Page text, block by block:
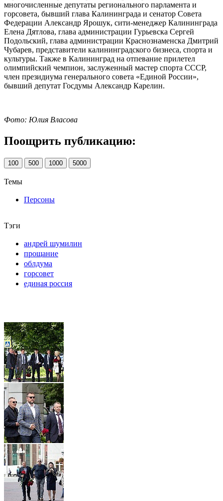
многочисленные депутаты регионального парламента и
горсовета, бывший глава Калининграда и сенатор Совета
Федерации Александр Ярошук, сити-менеджер Калининграда
Елена Дятлова, глава администрации Гурьевска Сергей
Подольский, глава администрации Краснознаменска Дмитрий
Чубарев, представители калининградского бизнеса, спорта и
культуры. Также в Калининград на отпевание прилетел
олимпийский чемпион, заслуженный мастер спорта СССР,
член президиума генерального совета «Единой России»,
бывший депутат Госдумы Александр Карелин.
Фото: Юлия Власова
Поощрить публикацию:
100 500 1000 5000
Темы
Персоны
Тэги
андрей шумилин
прощание
облдума
горсовет
единая россия